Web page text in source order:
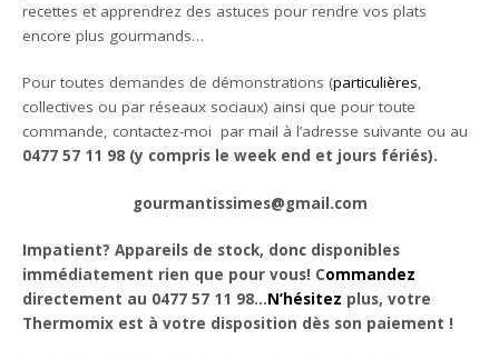
recettes et apprendrez des astuces pour rendre vos plats
encore plus gourmands…
Pour toutes demandes de démonstrations (particulières,
collectives ou par réseaux sociaux) ainsi que pour toute
commande, contactez-moi par mail à l’adresse suivante ou au
0477 57 11 98 (y compris le week end et jours fériés).
gourmantissimes@gmail.com
Impatient? Appareils de stock, donc disponibles
immédiatement rien que pour vous! Commandez
directement au 0477 57 11 98…N’hésitez plus, votre
Thermomix est à votre disposition dès son paiement !